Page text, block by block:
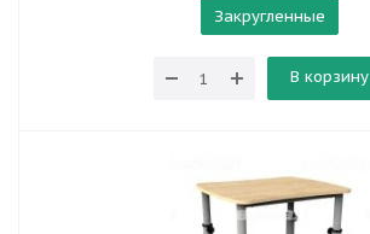
Закругленные
В корзину